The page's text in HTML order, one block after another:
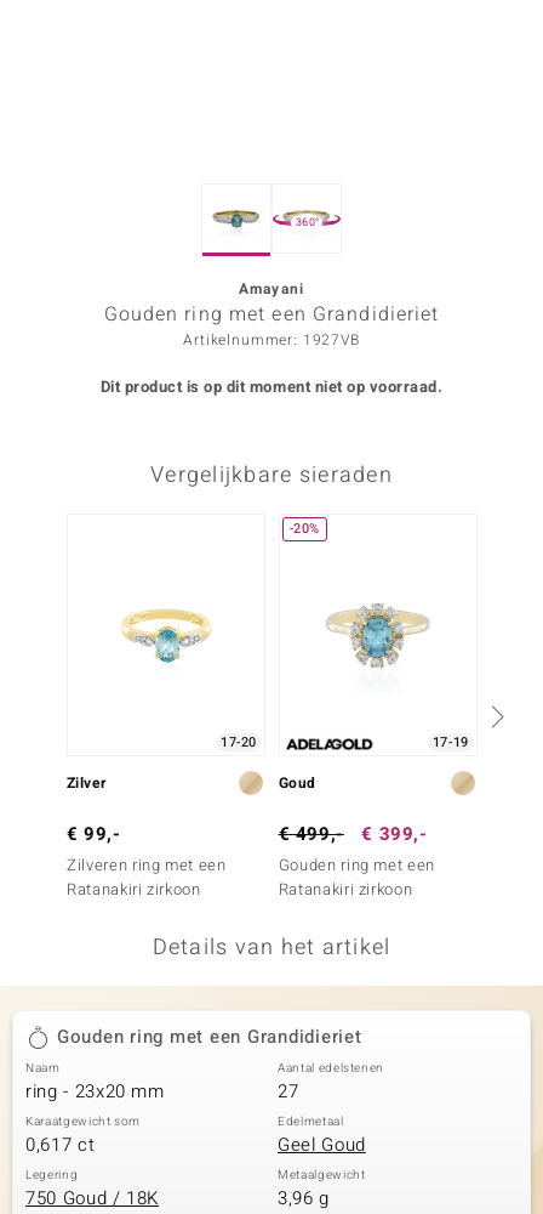
Collection
360°
Amayani
Gouden ring met een Grandidieriet
Artikelnummer: 1927VB
Dit product is op dit moment niet op voorraad.
Vergelijkbare sieraden
17-20
Zilver
€ 99,-
Zilveren ring met een
Ratanakiri zirkoon
-20%
17-19
Goud
€ 499,- € 399,-
Gouden ring met een
Ratanakiri zirkoon
Details van het artikel
Gouden ring met een Grandidieriet
Naam
ring - 23x20 mm
Aantal edelstenen
27
Karaatgewicht som
0,617 ct
Edelmetaal
Geel Goud
Legering
750 Goud / 18K
Metaalgewicht
3,96 g